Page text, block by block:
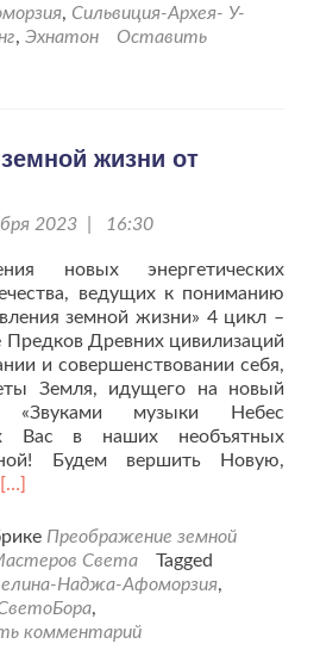
, Сильвиция-Архея- У-
, Эхнатон
Оставить
жизни от
2023 | 16:30
новых энергетических
ведущих к пониманию
земной жизни» 4 цикл –
Предков Древних цивилизаций
и совершенствовании себя,
Земля, идущего на новый
«Звуками музыки Небес
Вас в наших необъятных
Будем вершить Новую,
Читать
проПреображение
земной
жизни
от
04.11.23г.
[…]
Преображение земной
Света
Tagged
Наджа-Афоморзия,
,
комментарий